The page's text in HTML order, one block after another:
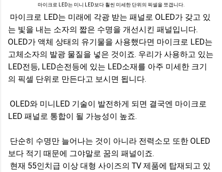
마이크로 LED는 미니 LED보다 훨씬 미세한 단위의 픽셀을 쪼갭니다.
마이크로 LED는 미래에 각광 받는 패널로 OLED가 갖고 있
는 빛을 내는 소자의 짧은 수명을 개선시킨 패널입니다.
OLED가 액체 상태의 유기물을 사용했다면 마이크로 LED는
고체소자의 발광 물질을 넣은 것이죠. 우리가 사용하고 있는
LED전등, LED손전등에 있는 LED소재를 아주 미세한 크기
의 픽셀 단위로 만든다고 보시면 됩니다.
OLED와 미니LED 기술이 발전하게 되면 결국엔 마이크로
LED 패널로 통합이 될 가능성이 높죠.
단순히 수명만 늘어나는 것이 아니라 전력소모 또한 OLED
보다 적기 때문에 그야말로 꿈의 패널이죠.
현재 55인치급 이상 대형 사이즈의 TV 제품에 탑재되고 있